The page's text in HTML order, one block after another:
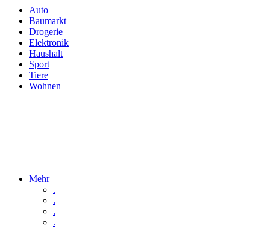
Auto
Baumarkt
Drogerie
Elektronik
Haushalt
Sport
Tiere
Wohnen
Mehr
.
.
.
.